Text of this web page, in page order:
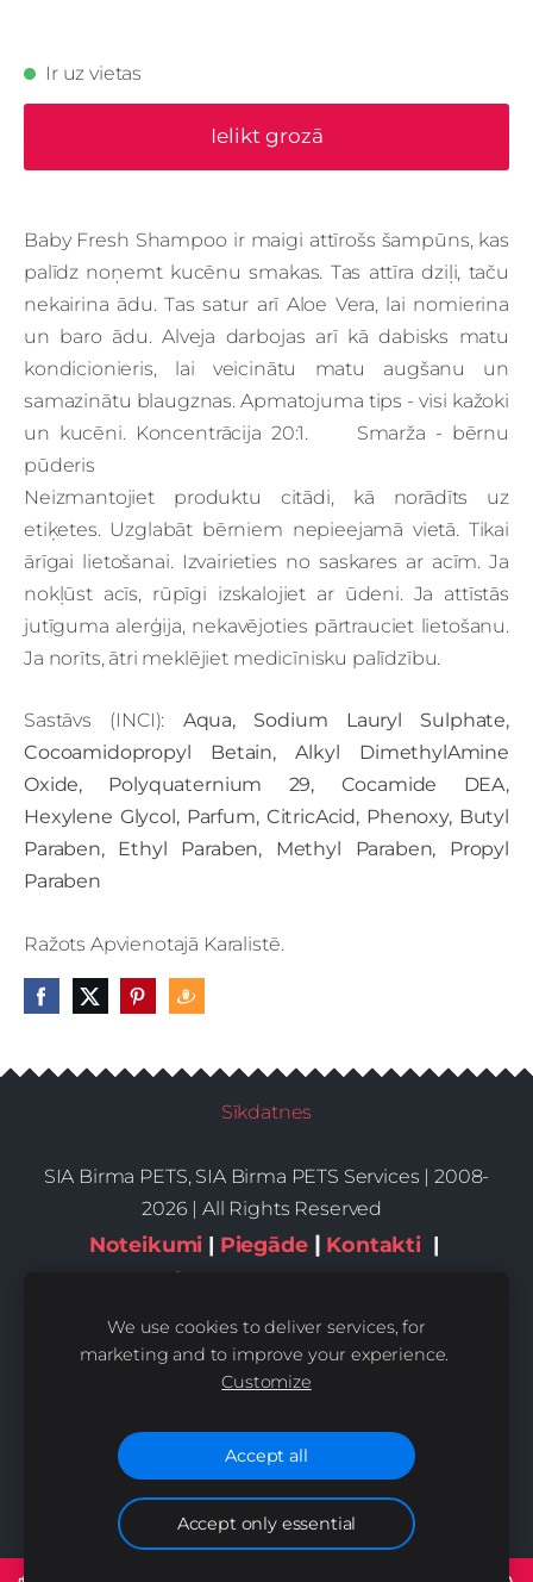
Ir uz vietas
Ielikt grozā
Baby Fresh Shampoo ir maigi attīrošs šampūns, kas
palīdz noņemt kucēnu smakas. Tas attīra dziļi, taču
nekairina ādu. Tas satur arī Aloe Vera, lai nomierina
un baro ādu. Alveja darbojas arī kā dabisks matu
kondicionieris, lai veicinātu matu augšanu un
samazinātu blaugznas. Apmatojuma tips - visi kažoki
un kucēni. Koncentrācija 20:1. Smarža - bērnu
pūderis
Neizmantojiet produktu citādi, kā norādīts uz
etiķetes. Uzglabāt bērniem nepieejamā vietā. Tikai
ārīgai lietošanai. Izvairieties no saskares ar acīm. Ja
nokļūst acīs, rūpīgi izskalojiet ar ūdeni. Ja attīstās
jutīguma alerģija, nekavējoties pārtrauciet lietošanu.
Ja norīts, ātri meklējiet medicīnisku palīdzību.
Sastāvs (INCI): Aqua, Sodium Lauryl Sulphate,
Cocoamidopropyl Betain, Alkyl DimethylAmine
Oxide, Polyquaternium 29, Cocamide DEA,
Hexylene Glycol, Parfum, CitricAcid, Phenoxy, Butyl
Paraben, Ethyl Paraben, Methyl Paraben, Propyl
Paraben
Ražots Apvienotajā Karalistē.
Sīkdatnes
SIA Birma PETS, SIA Birma PETS Services | 2008-
2026 | All Rights Reserved
Noteikumi | Piegāde | Kontakti|
Privātums,sīkdatnes
We use cookies to deliver services, for
marketing and to improve your experience.
Customize
Accept all
Accept only essential